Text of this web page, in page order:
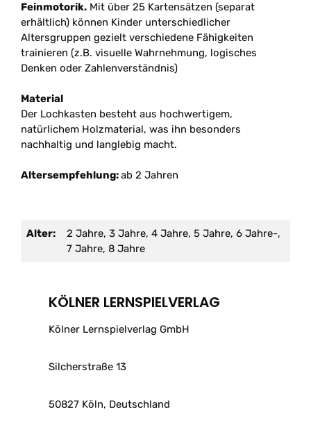
Feinmotorik. Mit über 25 Kartensätzen (separat
erhältlich) können Kinder unterschiedlicher
Altersgruppen gezielt verschiedene Fähigkeiten
trainieren (z.B. visuelle Wahrnehmung, logisches
Denken oder Zahlenverständnis)
Material
Der Lochkasten besteht aus hochwertigem,
natürlichem Holzmaterial, was ihn besonders
nachhaltig und langlebig macht.
Altersempfehlung:ab 2 Jahren
Alter:
2 Jahre, 3 Jahre, 4 Jahre, 5 Jahre, 6 Jahre-,
7 Jahre, 8 Jahre
KÖLNER LERNSPIELVERLAG
Kölner Lernspielverlag GmbH
Silcherstraße 13
50827 Köln, Deutschland